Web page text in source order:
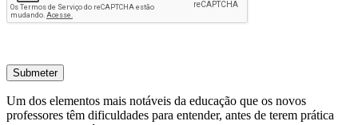
Submeter
Um dos elementos mais notáveis da educação que os novos
professores têm dificuldades para entender, antes de terem prática